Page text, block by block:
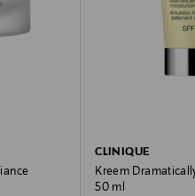
CLINIQUE
Kreem
50 ml